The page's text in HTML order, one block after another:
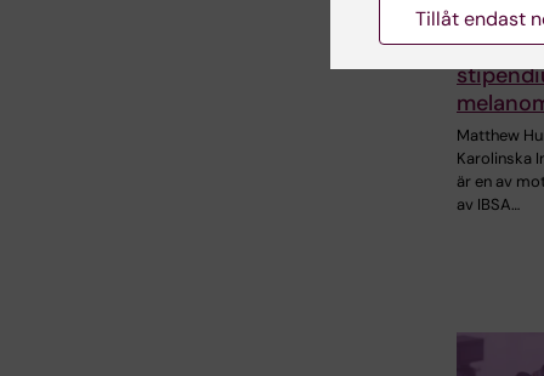
Matthew
Karolinska
är en av
av IBSA…
Tillåt endast